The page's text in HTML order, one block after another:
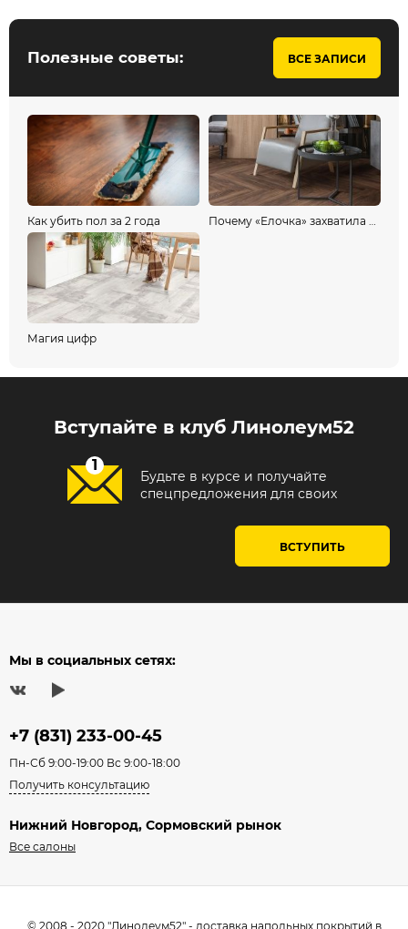
Полезные советы: ВСЕ ЗАПИСИ
Как убить пол за 2 года
Магия цифр
Вступайте в клуб Линолеум52
Будьте в курсе и получайте
спецпредложения для своих
ВСТУПИТЬ
Мы в социальных сетях:
+7 (831) 233-00-45
Пн-Сб 9:00-19:00 Вс 9:00-18:00
Получить консультацию
Нижний Новгород, Сормовский рынок
Все салоны
© 2008 - 2020 "Линолеум52" - доставка напольных покрытий в